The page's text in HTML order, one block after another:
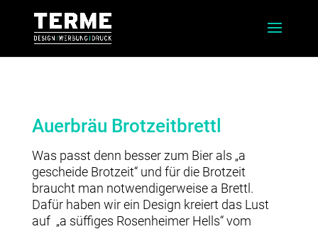
Auerbräu Brotzeitbrettl
Was passt denn besser zum Bier als „a
gescheide Brotzeit“ und für die Brotzeit
braucht man notwendigerweise a Brettl.
Dafür haben wir ein Design kreiert das Lust
auf „a süffiges Rosenheimer Hells“ vom